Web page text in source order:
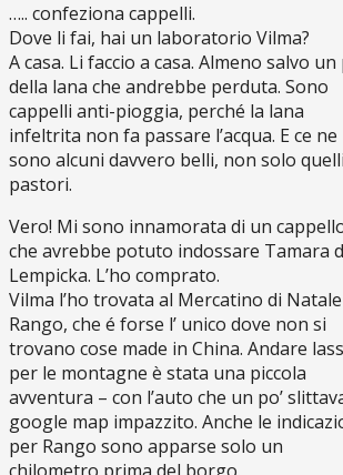
….. confeziona cappelli.
Dove li fai, hai un laboratorio Vilma?
A casa. Li faccio a casa. Almeno salvo un
della lana che andrebbe perduta. Sono
cappelli anti-pioggia, perché la lana
infeltrita non fa passare l’acqua. E ce ne
sono alcuni davvero belli, non solo
pastori.
Vero! Mi sono innamorata di un
che avrebbe potuto indossare Tamara
Lempicka. L’ho comprato.
Vilma l’ho trovata al Mercatino di
Rango, che é forse l’ unico dove non si
trovano cose made in China. Andare
per le montagne è stata una piccola
avventura – con l’auto che un po’
google map impazzito. Anche le
per Rango sono apparse solo un